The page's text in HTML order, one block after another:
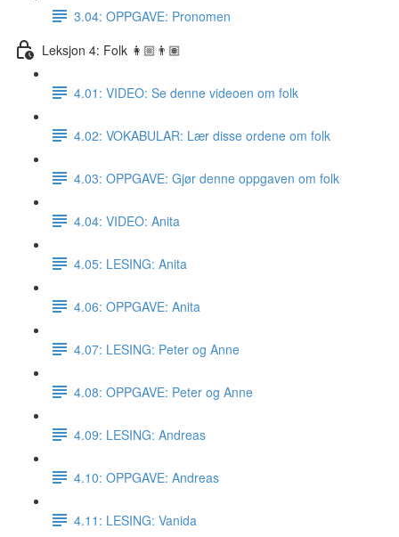
3.04: OPPGAVE: Pronomen
Leksjon 4: Folk 👩🏼👨🏽
4.01: VIDEO: Se denne videoen om folk
4.02: VOKABULAR: Lær disse ordene om folk
4.03: OPPGAVE: Gjør denne oppgaven om folk
4.04: VIDEO: Anita
4.05: LESING: Anita
4.06: OPPGAVE: Anita
4.07: LESING: Peter og Anne
4.08: OPPGAVE: Peter og Anne
4.09: LESING: Andreas
4.10: OPPGAVE: Andreas
4.11: LESING: Vanida